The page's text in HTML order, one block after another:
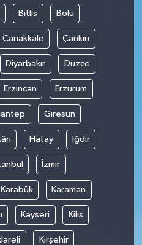
Bitlis Bolu
Çanakkale Çankırı
Diyarbakır Düzce
Erzincan Erzurum
Giresun
Hatay Iğdır
İzmir
Karabük Karaman
Kayseri Kilis
Kırşehir